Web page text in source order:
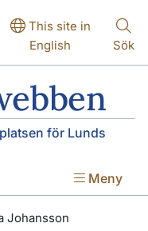
This site in
English
Sök
för Lunds
Meny
Johansson